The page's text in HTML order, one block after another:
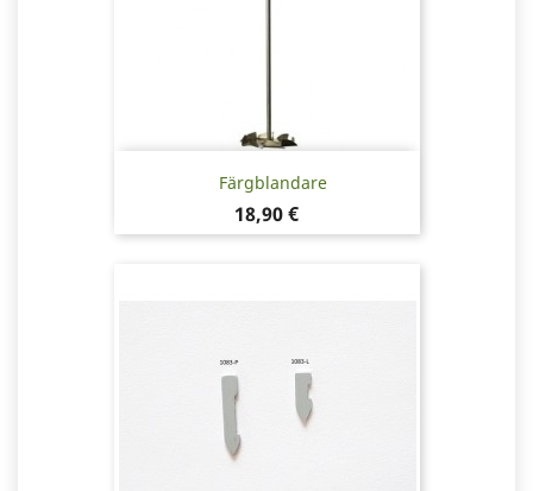
Färgblandare
Pris
18,90 €